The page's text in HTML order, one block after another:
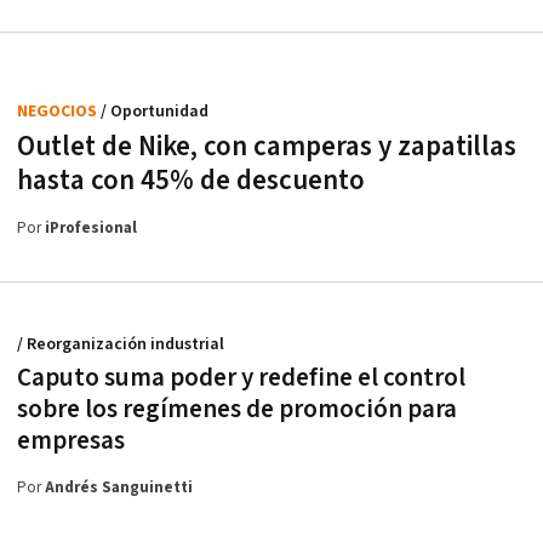
Outlet de Nike, con camperas y zapatillas
hasta con 45% de descuento
NEGOCIOS / Oportunidad
PoriProfesional
Caputo suma poder y redefine el control
sobre los regímenes de promoción para
empresas
/ Reorganización industrial
PorAndrés Sanguinetti